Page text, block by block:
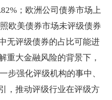
；欧洲公司债券市场上
欧美债券市场未评级债券
无评级债券的占比可能进
重大金融风险的背景下，
步强化评级机构的事中、
，推动评级行业在评级方